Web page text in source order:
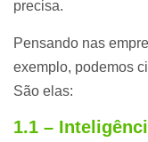
precisa.
Pensando nas
exemplo, podemos
São elas:
1.1 –